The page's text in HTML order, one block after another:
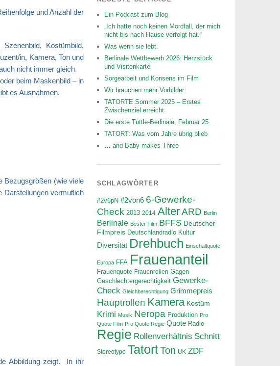
und Anzahl der
Kostümbild,
in, Kamera, Ton und
nicht immer gleich.
beim Maskenbild – in
es Ausnahmen.
Bezugsgrößen (wie viele
Darstellungen vermutlich
Abbildung zeigt. In ihr
Ein Podcast zum Blog
„Ich hatte noch keinen Mordfall, der mich
nicht bis nach Hause verfolgt hat.“
Was wenn sie lebt.
Berlinale Wettbewerb 2026: Herzstück
und Visitenkarte
Sorgearbeit und Konsens im Film
Wir brauchen mehr Vorbilder
TATORTE Sommer 2025 – Erstes
Zwischenziel erreicht
Die erste Tuttle-Berlinale, Februar 25
TATORT: Was vom Jahre übrig blieb
… and Baby makes Three
SCHLAGWÖRTER
#2v6pN #2von6 6-Gewerke-
Check 2013 2014 Alter ARD Berlin
Berlinale Bester Film BFFS Deutscher
Filmpreis Deutschlandradio Kultur
Diversität Drehbuch Einschaltquote
Europa FFA Frauenanteil
Frauenquote Frauenrollen Gagen
Geschlechtergerechtigkeit Gewerke-
Check Gleichberechtigung Grimmepreis
Hauptrollen Kamera Kostüm
Krimi Musik Neropa Produktion Pro
Quote Film Pro Quote Regie Quote Radio
Regie Rollenverhältnis Schnitt
Stereotype Tatort Ton UK ZDF